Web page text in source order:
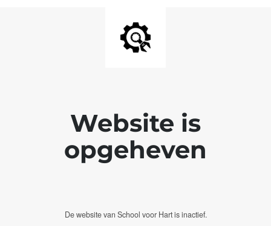
Website is
opgeheven
De website van School voor Hart is inactief.